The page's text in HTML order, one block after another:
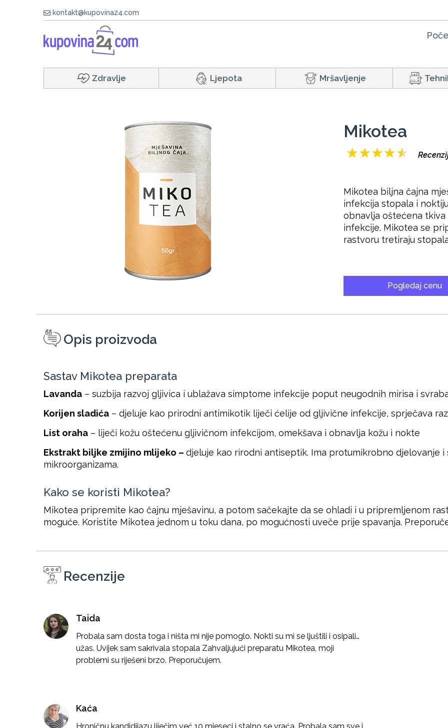
kontakt@kupovina24.com
Zdravlje Ljepota Mršavljenje
Mikotea
★★★★★
Mikotea biljna čajna
infekcija stopala i
obnavlja oštećena
infekcije. Mikotea se
rastvoru tretiraju
Pogledaj cenu
Opis proizvoda
Sastav Mikotea preparata
Lavanda – suzbija razvoj gljivica i ublažava simptome infekcije poput neugodnih mirisa i
Korijen sladića – djeluje kao prirodni antimikotik liječi ćelije od gljivične infekcije, sprječava
List oraha – liječi kožu oštećenu gljivičnom infekcijom, omekšava i obnavlja kožu i nokte
Ekstrakt biljke zmijino mlijeko – djeluje kao rirodni antiseptik. Ima protumikrobno djelovanje i
mikroorganizama.
Kako se koristi Mikotea?
Mikotea pripremite kao čajnu mješavinu, a potom sačekajte da se ohladi i u pripremljenom
moguće. Koristite Mikotea jednom u toku dana, po mogućnosti uveče prije spavanja.
Recenzije
Taida
Probala sam dosta toga i ništa mi nije pomoglo. Nokti su mi se ljuštili i osipali…
užas. Uvijek sam sakrivala stopala Zahvaljujući preparatu Mikotea, moji
problemi su riješeni brzo. Preporučujem.
Kaća